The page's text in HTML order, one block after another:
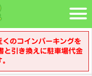
のコインパーキングを
と引き換えに駐車場代金